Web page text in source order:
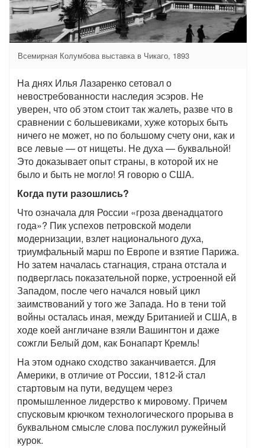
Всемирная Колумбова выставка в Чикаго, 1893
На днях Илья Лазаренко сетовал о
невостребованности наследия эсэров. Не
уверен, что об этом стоит так жалеть, разве что в
сравнении с большевиками, хуже которых быть
ничего не может, но по большому счету они, как и
все левые — от нищеты. Не духа — буквальной!
Это доказывает опыт страны, в которой их не
было и быть не могло! Я говорю о США.
Когда пути разошлись?
Что означала для России «гроза двенадцатого
года»? Пик успехов петровской модели
модернизации, взлет национального духа,
триумфальный марш по Европе и взятие Парижа.
Но затем началась стагнация, страна отстала и
подверглась показательной порке, устроенной ей
Западом, после чего начался новый цикл
заимствований у того же Запада. Но в тени той
войны осталась иная, между Британией и США, в
ходе коей англичане взяли Вашингтон и даже
сожгли Белый дом, как Бонапарт Кремль!
На этом однако сходство заканчивается. Для
Америки, в отличие от России, 1812-й стал
стартовым на пути, ведущем через
промышленное лидерство к мировому. Причем
спусковым крючком технологического прорыва в
буквальном смысле слова послужил ружейный
курок.